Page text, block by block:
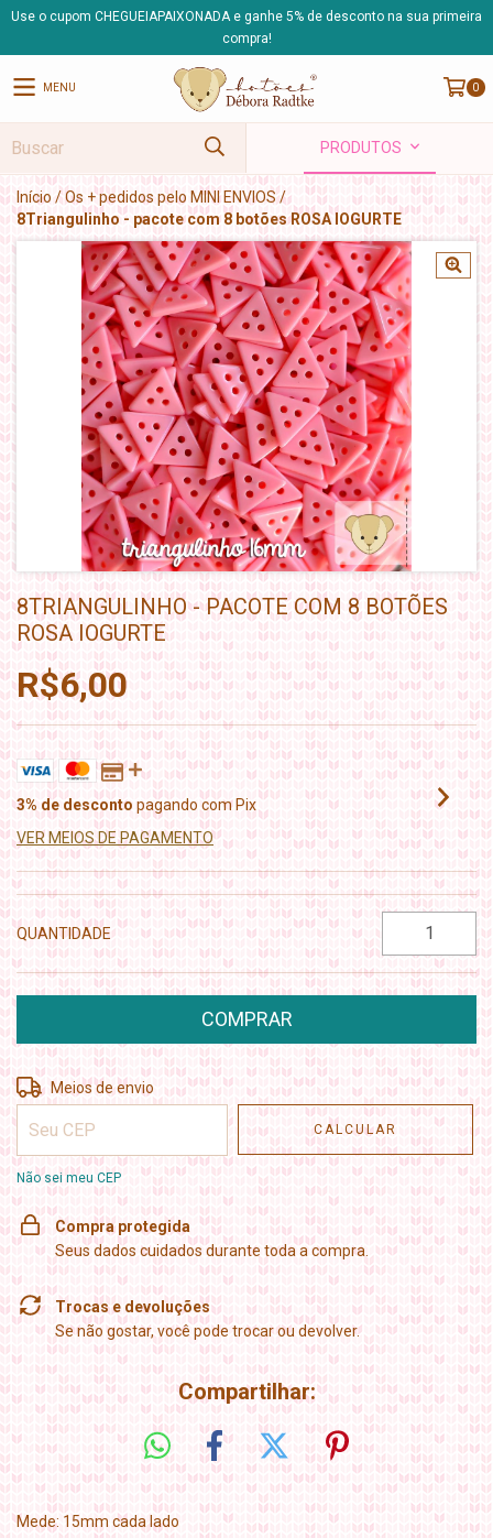
Use o cupom CHEGUEIAPAIXONADA e ganhe 5% de desconto na sua primeira
compra!
MENU 0
PRODUTOS
Início /Os + pedidos pelo MINI ENVIOS /
8Triangulinho - pacote com 8 botões ROSA IOGURTE
8TRIANGULINHO - PACOTE COM 8 BOTÕES
ROSA IOGURTE
R$6,00
3% de desconto pagando com Pix
VER MEIOS DE PAGAMENTO
QUANTIDADE
Entregas para o CEP: ALTERAR CEP
Meios de envio
CALCULAR
Não sei meu CEP
Compra protegida
Seus dados cuidados durante toda a compra.
Trocas e devoluções
Se não gostar, você pode trocar ou devolver.
Compartilhar:
Mede: 15mm cada lado